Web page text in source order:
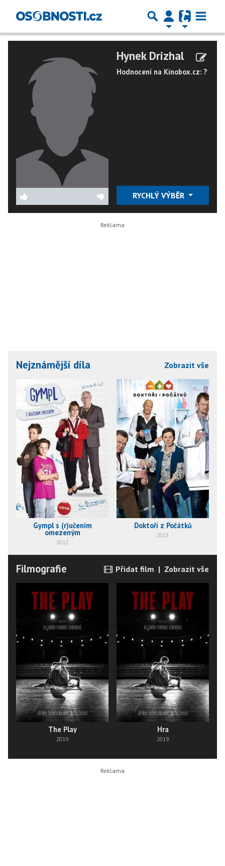
Hynek Drizhal
Hodnocení na Kinobox.cz: ?
RYCHLÝ VÝBĚR
Nejznámější díla Zobrazit vše
Gympl s (r)učením
omezeným
2012
Doktoři z Počátků
2013
Filmografie Přidat film | Zobrazit vše
The Play
2019
Hra
2019